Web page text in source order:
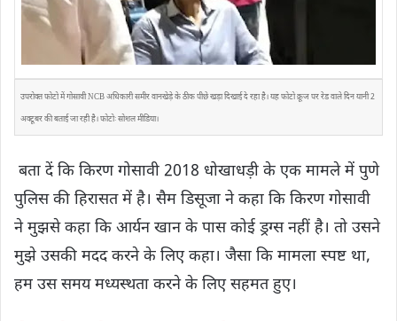
उपरोक्त फोटो में गोसावी NCB अधिकारी समीर वानखेड़े के ठीक पीछे खड़ा दिखाई दे रहा है। यह फोटो क्रूज पर रेड वाले दिन यानी 2
अक्टूबर की बताई जा रही है।फोटोः सोशल मीडिया।
बता दें कि किरण गोसावी 2018 धोखाधड़ी के एक मामले में पुणे
पुलिस की हिरासत में है। सैम डिसूजा ने कहा कि किरण गोसावी
ने मुझसे कहा कि आर्यन खान के पास कोई ड्रग्स नहीं है। तो उसने
मुझे उसकी मदद करने के लिए कहा। जैसा कि मामला स्पष्ट था,
हम उस समय मध्यस्थता करने के लिए सहमत हुए।